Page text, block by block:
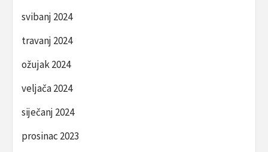
svibanj 2024
travanj 2024
ožujak 2024
veljača 2024
siječanj 2024
prosinac 2023